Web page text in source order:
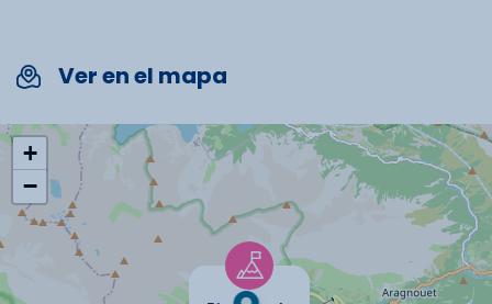
Four Prise TV
Espace non fumeurs Balcon
Commodités
Télévision
Chauffage
Ver en el mapa
+
−